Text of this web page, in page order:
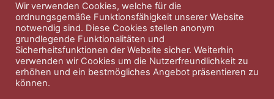
Impressum Nutzungsbedingungen
Datenschutzerklärung Therapeutenkatalog Über uns
Wir verwenden Cookies, welche für die
ordnungsgemäße Funktionsfähigkeit unserer Website
notwendig sind. Diese Cookies stellen anonym
grundlegende Funktionalitäten und
Sicherheitsfunktionen der Website sicher. Weiterhin
verwenden wir Cookies um die Nutzerfreundlichkeit zu
erhöhen und ein bestmögliches Angebot präsentieren zu
können.